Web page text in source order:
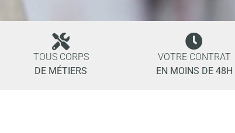
TOUS CORPS
DE MÉTIERS
VOTRE CONTRAT
EN MOINS DE 48H